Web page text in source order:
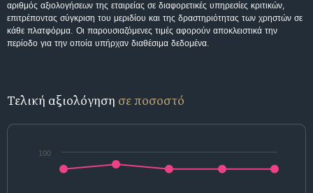
αριθμός αξιολογήσεων της εταιρείας σε διαφορετικές υπηρεσίες κριτικών,
επιτρέποντας σύγκριση του μεριδίου και της δραστηριότητας των χρηστών σε
κάθε πλατφόρμα. Οι παρουσιαζόμενες τιμές αφορούν αποκλειστικά την
περίοδο για την οποία υπήρχαν διαθέσιμα δεδομένα.
Τελική αξιολόγηση σε ποσοστό
100